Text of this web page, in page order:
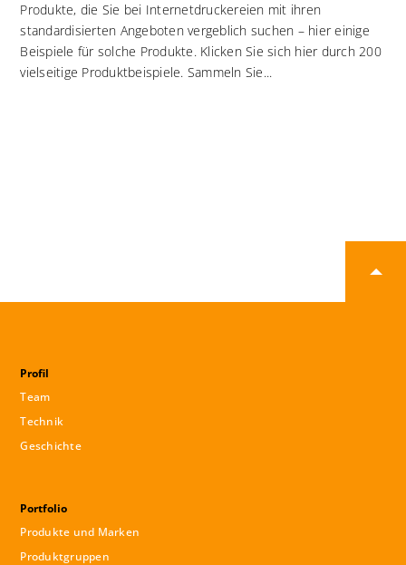
Produkte, die Sie bei Internetdruckereien mit ihren
standardisierten Angeboten vergeblich suchen – hier einige
Beispiele für solche Produkte. Klicken Sie sich hier durch 200
vielseitige Produktbeispiele. Sammeln Sie...
Profil
Team
Technik
Geschichte
Portfolio
Produkte und Marken
Produktgruppen